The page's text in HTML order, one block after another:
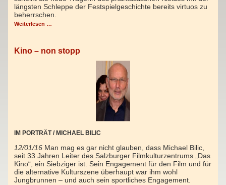
längsten Schleppe der Festspielgeschichte bereits virtuos zu
beherrschen.
Weiterlesen …
Kino – non stopp
IM PORTRÄT / MICHAEL BILIC
12/01/16 Man mag es gar nicht glauben, dass Michael Bilic,
seit 33 Jahren Leiter des Salzburger Filmkulturzentrums „Das
Kino“, ein Siebziger ist. Sein Engagement für den Film und für
die alternative Kulturszene überhaupt war ihm wohl
Jungbrunnen – und auch sein sportliches Engagement.